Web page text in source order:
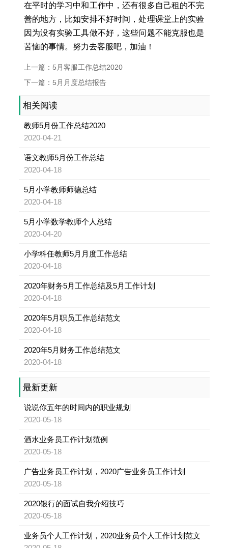
在平时的学习中和工作中，还有很多自己租的不完
善的地方，比如安排不好时间，处理课堂上的实验
因为没有实验工具做不好，这些问题不能克服也是
苦恼的事情。努力去客服吧，加油！
上一篇：5月客服工作总结2020
下一篇：5月月度总结报告
相关阅读
教师5月份工作总结2020
2020-04-21
语文教师5月份工作总结
2020-04-18
5月小学教师师德总结
2020-04-18
5月小学数学教师个人总结
2020-04-20
小学科任教师5月月度工作总结
2020-04-18
2020年财务5月工作总结及5月工作计划
2020-04-18
2020年5月职员工作总结范文
2020-04-18
2020年5月财务工作总结范文
2020-04-18
最新更新
说说你五年的时间内的职业规划
2020-05-18
酒水业务员工作计划范例
2020-05-18
广告业务员工作计划，2020广告业务员工作计划
2020-05-18
2020银行的面试自我介绍技巧
2020-05-18
业务员个人工作计划，2020业务员个人工作计划范文